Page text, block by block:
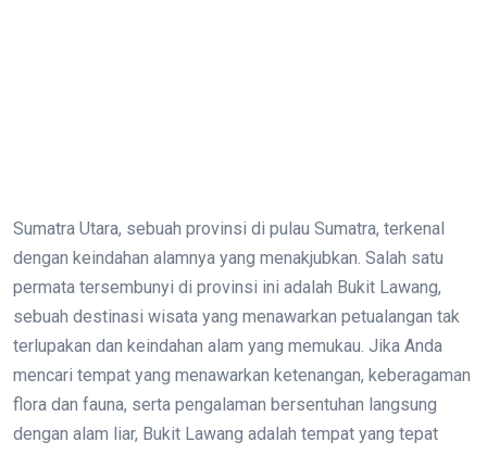
Sumatra Utara, sebuah provinsi di pulau Sumatra, terkenal
dengan keindahan alamnya yang menakjubkan. Salah satu
permata tersembunyi di provinsi ini adalah Bukit Lawang,
sebuah destinasi wisata yang menawarkan petualangan tak
terlupakan dan keindahan alam yang memukau. Jika Anda
mencari tempat yang menawarkan ketenangan, keberagaman
flora dan fauna, serta pengalaman bersentuhan langsung
dengan alam liar, Bukit Lawang adalah tempat yang tepat